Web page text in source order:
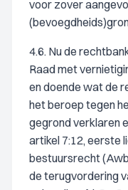
voor zover
4.6. Nu de
Raad met
en doende wat de
het beroep tegen
gegrond verklaren
artikel 7:12, eerste
bestuursrecht
de terugvordering